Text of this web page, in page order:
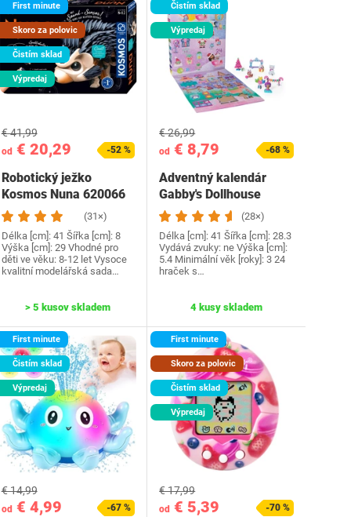
First minute
Skoro za polovic
Čistím sklad
Výpredaj
od€ 20,29
€ 41,99
-52 %
Robotický ježko
Kosmos Nuna 620066
(31×)
Délka [cm]: 41 Šířka [cm]: 8
Výška [cm]: 29 Vhodné pro
děti ve věku: 8-12 let Vysoce
kvalitní modelářská sada…
> 5 kusov skladem
Čistím sklad
Výpredaj
od € 8,79
€ 26,99
-68 %
Adventný kalendár
Gabby's Dollhouse
(28×)
Délka [cm]: 41 Šířka [cm]: 28.3
Vydává zvuky: ne Výška [cm]:
5.4 Minimální věk [roky]: 3 24
hraček s…
4 kusy skladem
First minute
Čistím sklad
Výpredaj
od€ 4,99
€ 14,99
-67 %
First minute
Skoro za polovic
Čistím sklad
Výpredaj
od € 5,39
€ 17,99
-70 %